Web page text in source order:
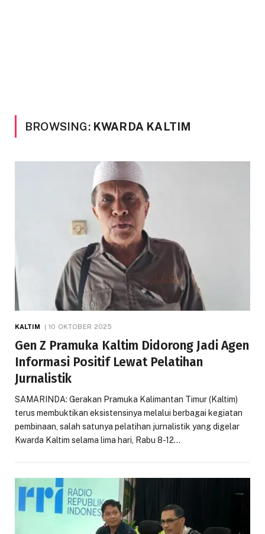
BROWSING: KWARDA KALTIM
KALTIM 10 OKTOBER 2025
Gen Z Pramuka Kaltim Didorong Jadi Agen
Informasi Positif Lewat Pelatihan
Jurnalistik
SAMARINDA: Gerakan Pramuka Kalimantan Timur (Kaltim)
terus membuktikan eksistensinya melalui berbagai kegiatan
pembinaan, salah satunya pelatihan jurnalistik yang digelar
Kwarda Kaltim selama lima hari, Rabu 8-12…